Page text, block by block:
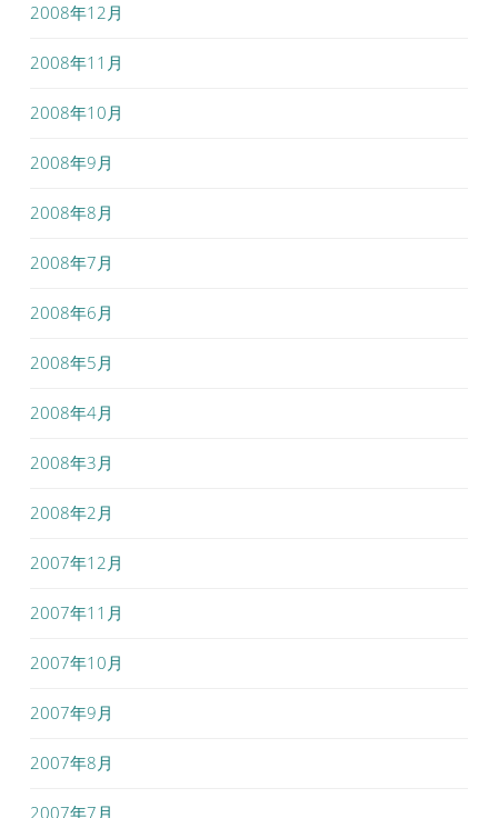
2008年12月
2008年11月
2008年10月
2008年9月
2008年8月
2008年7月
2008年6月
2008年5月
2008年4月
2008年3月
2008年2月
2007年12月
2007年11月
2007年10月
2007年9月
2007年8月
2007年7月